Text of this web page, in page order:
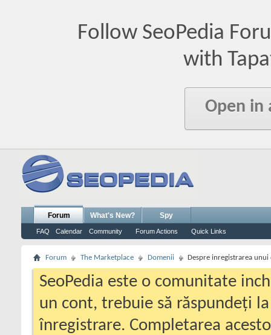
Follow SeoPedia
with
Open in
Forum
FAQ Calendar Community Forum Actions Quick Links
What's New? Spy
Forum The Marketplace Domenii Despre inregistrarea
SeoPedia este o comunitate
un cont, trebuie să răspundeți
înregistrare. Completarea